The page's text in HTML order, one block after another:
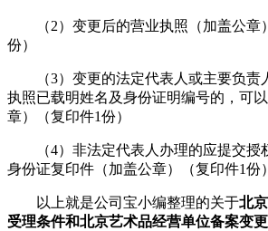
（2）变更后的营业执照（加盖公章
份）
（3）变更的法定代表人或主要负
执照已载明姓名及身份证明编号的，可
章）（复印件1份）
（4）非法定代表人办理的应提交授
身份证复印件（加盖公章）（复印件1份）
以上就是公司宝小编整理的关于北
受理条件和北京艺术品经营单位备案变